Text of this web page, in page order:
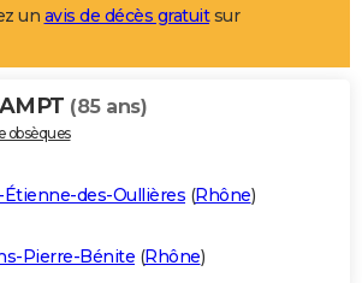
un avis de décès gratuitsur
(85 ans)
obsèques
Étienne-des-Oullières (Rhône)
Pierre-Bénite (Rhône)